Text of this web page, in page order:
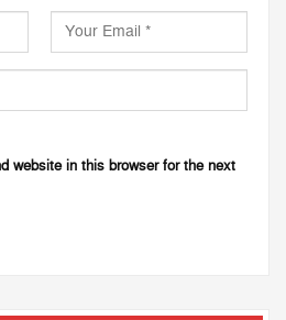
website in this browser for the next